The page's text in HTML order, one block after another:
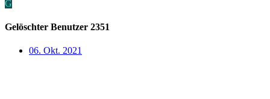
G
Gelöschter Benutzer 2351
06. Okt. 2021